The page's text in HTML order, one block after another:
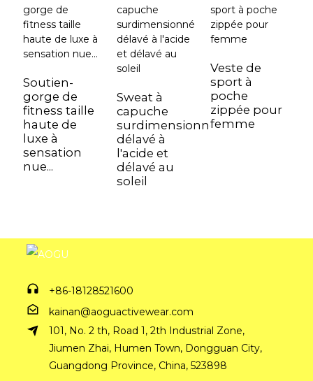
Soutien-
gorge de
fitness taille
haute de
luxe à
sensation
nue...
Sweat à
capuche
surdimensionné
délavé à
l'acide et
délavé au
soleil
Veste de
sport à
poche
zippée pour
femme
+86-18128521600
kainan@aoguactivewear.com
101, No. 2 th, Road 1, 2th Industrial Zone,
Jiumen Zhai, Humen Town, Dongguan City,
Guangdong Province, China, 523898